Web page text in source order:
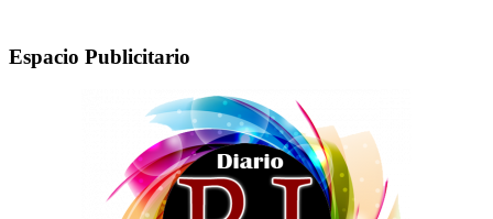
Espacio Publicitario